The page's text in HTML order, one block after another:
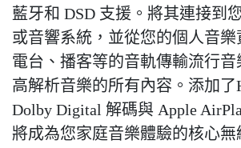
藍牙和 DSD 支援。將其連接到
或音響系統，並從您的個人音樂
電台、播客等的音軌傳輸流行音
高解析音樂的所有內容。添加了
Dolby Digital 解碼與 Apple
將成為您家庭音樂體驗的核心無